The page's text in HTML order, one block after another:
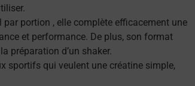
par portion , elle complète efficacement une
et performance. De plus, son format
préparation d’un shaker.
sportifs qui veulent une créatine simple,